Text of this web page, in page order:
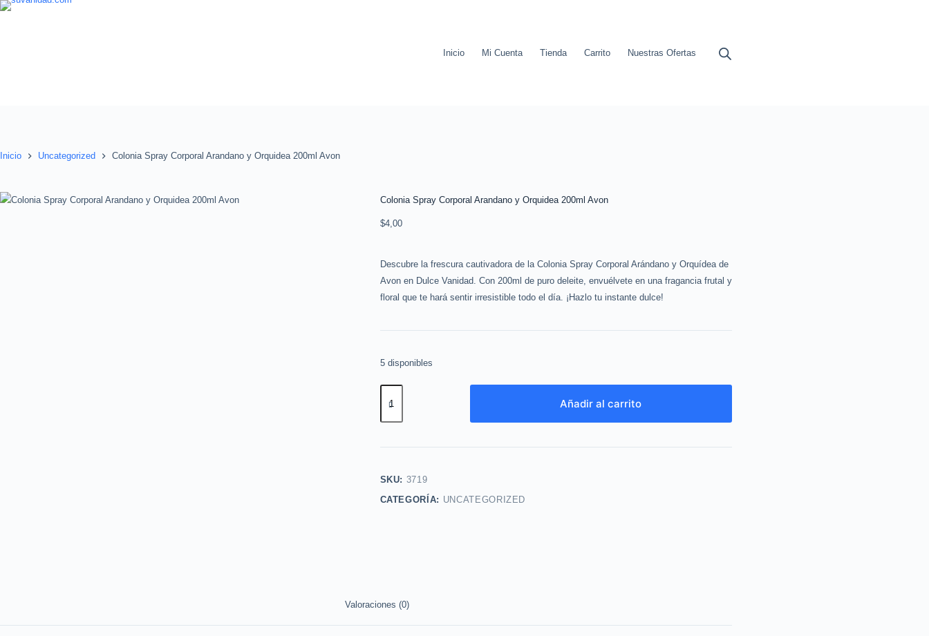
Saltar
Inicio
Mi Cuenta Tienda Carrito Nuestras Ofertas
Inicio Uncategorized Colonia Spray Corporal Arandano y Orquidea 200ml Avon
Colonia Spray Corporal Arandano y Orquidea 200ml Avon
$4,00
Descubre la frescura cautivadora de la Colonia Spray Corporal Arándano y Orquídea de
Avon en Dulce Vanidad. Con 200ml de puro deleite, envuélvete en una fragancia frutal y
floral que te hará sentir irresistible todo el día. ¡Hazlo tu instante dulce!
5 disponibles
Spray
Corporal
Orquidea
Añadir al carrito
SKU: 3719
CATEGORÍA: UNCATEGORIZED
Valoraciones (0)